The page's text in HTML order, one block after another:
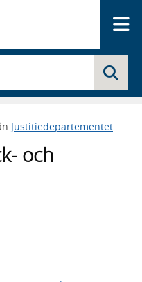
Justitiedepartementet
och